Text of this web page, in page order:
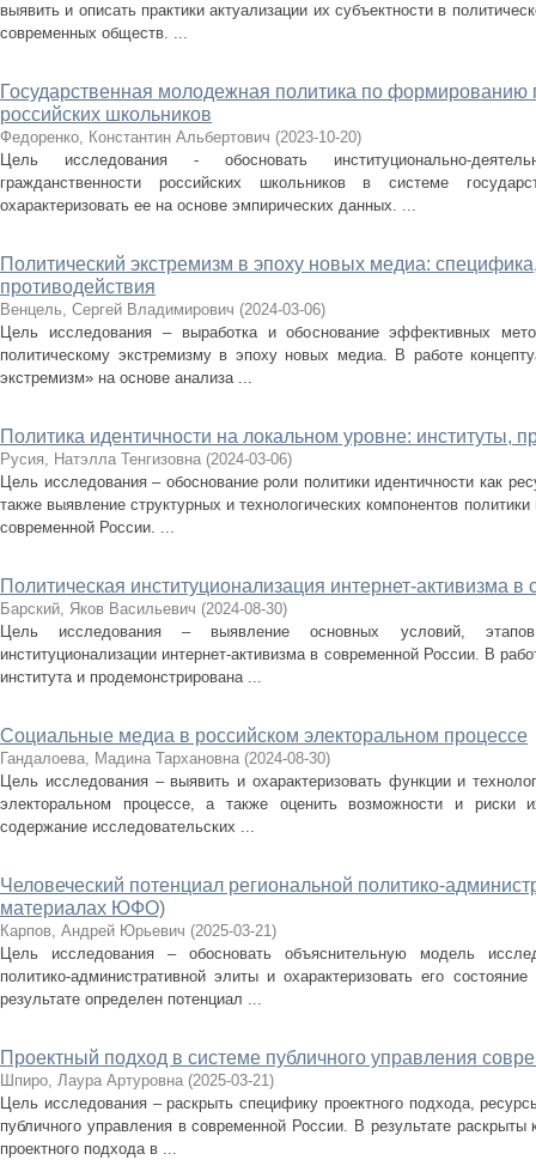
выявить и описать практики актуализации их субъектности в
современных обществ. ...
Государственная молодежная политика по формированию
российских школьников
Федоренко, Константин Альбертович (2023-10-20)
Цель исследования - обосновать институционально-
гражданственности российских школьников в системе
охарактеризовать ее на основе эмпирических данных. ...
Политический экстремизм в эпоху новых медиа:
противодействия
Венцель, Сергей Владимирович (2024-03-06)
Цель исследования – выработка и обоснование эффективных
политическому экстремизму в эпоху новых медиа. В работе
экстремизм» на основе анализа ...
Политика идентичности на локальном уровне: институты,
Русия, Натэлла Тенгизовна (2024-03-06)
Цель исследования – обоснование роли политики идентичности как
также выявление структурных и технологических компонентов
современной России. ...
Политическая институционализация интернет-активизма
Барский, Яков Васильевич (2024-08-30)
Цель исследования – выявление основных условий, этапов
институционализации интернет-активизма в современной России. В
института и продемонстрирована ...
Социальные медиа в российском электоральном процессе
Гандалоева, Мадина Тархановна (2024-08-30)
Цель исследования – выявить и охарактеризовать функции и
электоральном процессе, а также оценить возможности и риски
содержание исследовательских ...
Человеческий потенциал региональной политико-
материалах ЮФО)
Карпов, Андрей Юрьевич (2025-03-21)
Цель исследования – обосновать объяснительную модель
политико-административной элиты и охарактеризовать его
результате определен потенциал ...
Проектный подход в системе публичного управления
Шпиро, Лаура Артуровна (2025-03-21)
Цель исследования – раскрыть специфику проектного подхода,
публичного управления в современной России. В результате
проектного подхода в ...